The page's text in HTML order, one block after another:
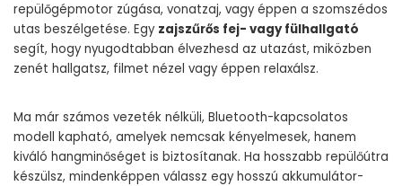
repülőgépmotor zúgása, vonatzaj, vagy éppen a szomszédos
utas beszélgetése. Egy zajszűrős fej- vagy fülhallgató
segít, hogy nyugodtabban élvezhesd az utazást, miközben
zenét hallgatsz, filmet nézel vagy éppen relaxálsz.
Ma már számos vezeték nélküli, Bluetooth-kapcsolatos
modell kapható, amelyek nemcsak kényelmesek, hanem
kiváló hangminőséget is biztosítanak. Ha hosszabb repülőútra
készülsz, mindenképpen válassz egy hosszú akkumulátor-